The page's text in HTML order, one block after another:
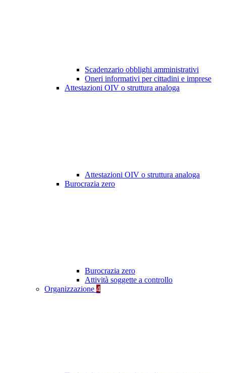
Scadenzario obblighi amministrativi
Oneri informativi per cittadini e imprese
Attestazioni OIV o struttura analoga
Attestazioni OIV o struttura analoga
Burocrazia zero
Burocrazia zero
Attività soggette a controllo
Organizzazione 4